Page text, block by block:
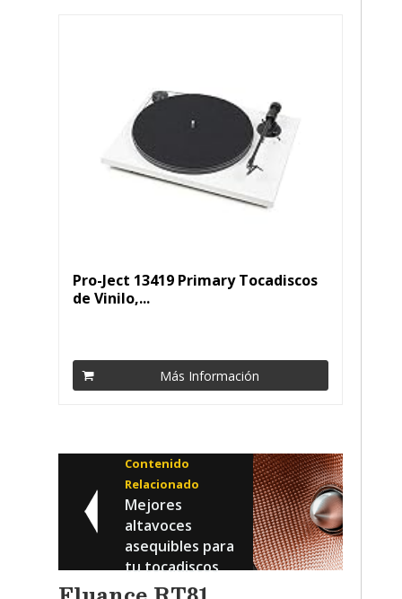
Pro-Ject 13419 Primary Tocadiscos
de Vinilo,...
Más Información
Contenido
Relacionado
Mejores
altavoces
asequibles para
tu tocadiscos